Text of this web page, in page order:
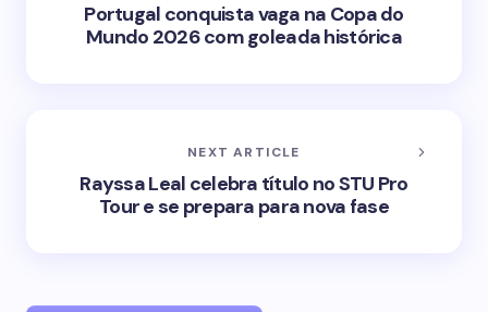
Portugal conquista vaga na Copa do
Mundo 2026 com goleada histórica
NEXT ARTICLE
Rayssa Leal celebra título no STU Pro
Tour e se prepara para nova fase